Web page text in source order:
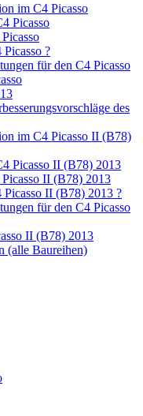
im C4 Picasso
Picasso
?
für den C4 Picasso
des
im C4 Picasso II (B78)
Picasso II (B78) 2013
II (B78) 2013
Picasso II (B78) 2013 ?
für den C4 Picasso
II (B78) 2013
(alle Baureihen)